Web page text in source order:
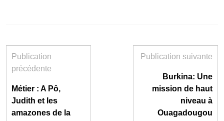
Publication
précédente
Métier : A Pô,
Judith et les
amazones de la
Publication suivante
Burkina: Une
mission de haut
niveau à
Ouagadougou